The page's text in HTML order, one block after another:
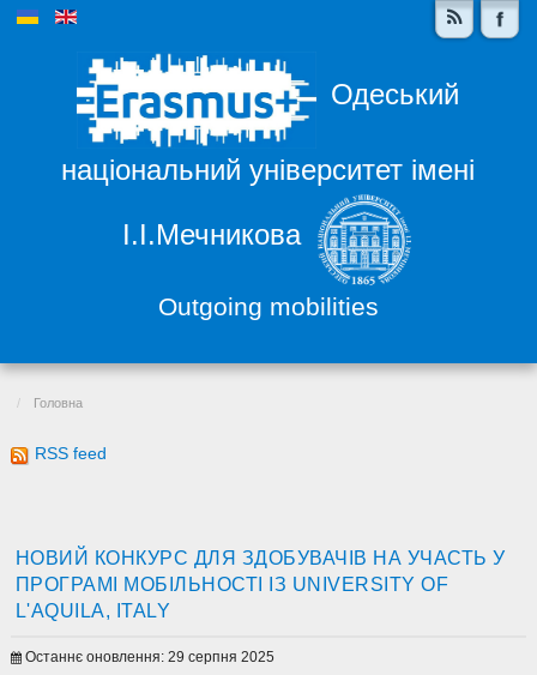
Одеський
національний університет імені
І.І.Мечникова
Outgoing mobilities
Головна
RSS feed
НОВИЙ КОНКУРС ДЛЯ ЗДОБУВАЧІВ НА УЧАСТЬ У
ПРОГРАМІ МОБІЛЬНОСТІ ІЗ UNIVERSITY OF
L'AQUILA, ITALY
Останнє оновлення: 29 серпня 2025